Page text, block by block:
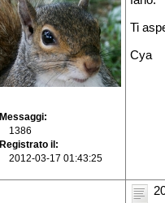
Messaggi
1386
Registrato il
2012-03-17 01:43:25
Ti
Cya